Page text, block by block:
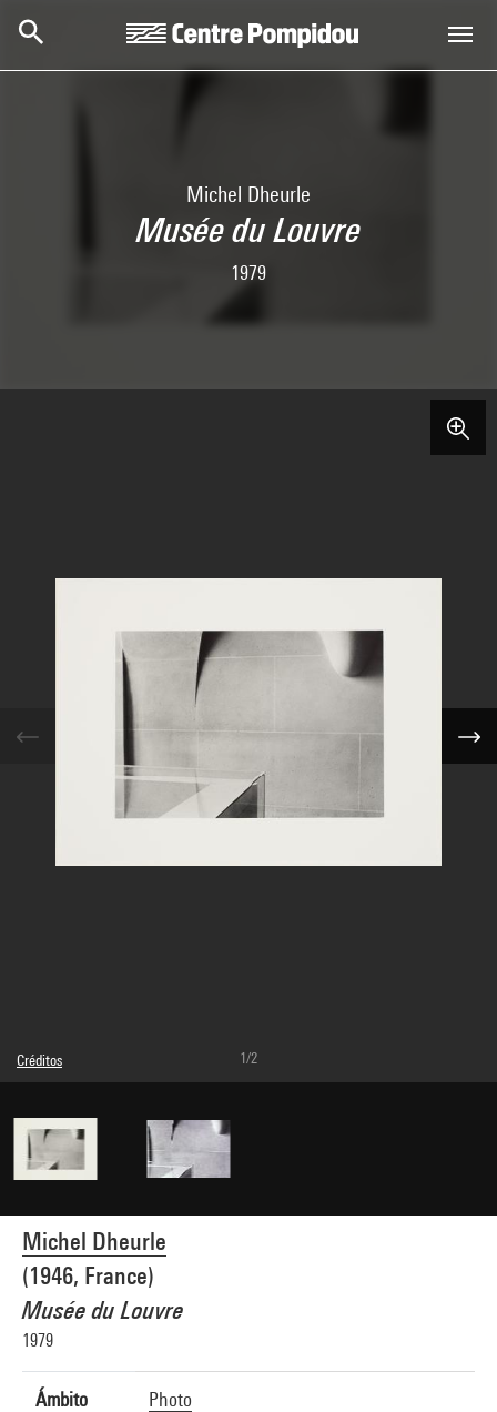
Michel Dheurle
Musée du Louvre
1979
Michel Dheurle
(1946, France)
Musée du Louvre
1979
Ámbito Photo
Créditos
© Michel Dheurle
GrandPalaisRmn
Referencia de la imagen : 4Y10154
Difusión de la imagen :GrandPalaisRmnPhoto
1/2